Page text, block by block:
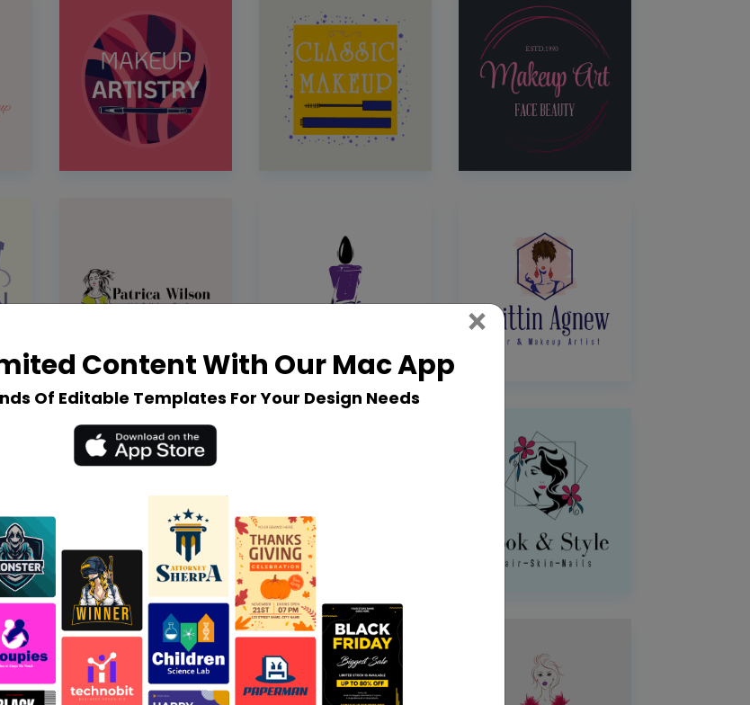
Content With Our Mac App
Of Editable Templates For Your Design Needs
× Close